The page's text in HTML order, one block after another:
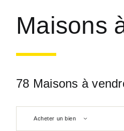
Maisons
78 Maisons à
Acheter un bien